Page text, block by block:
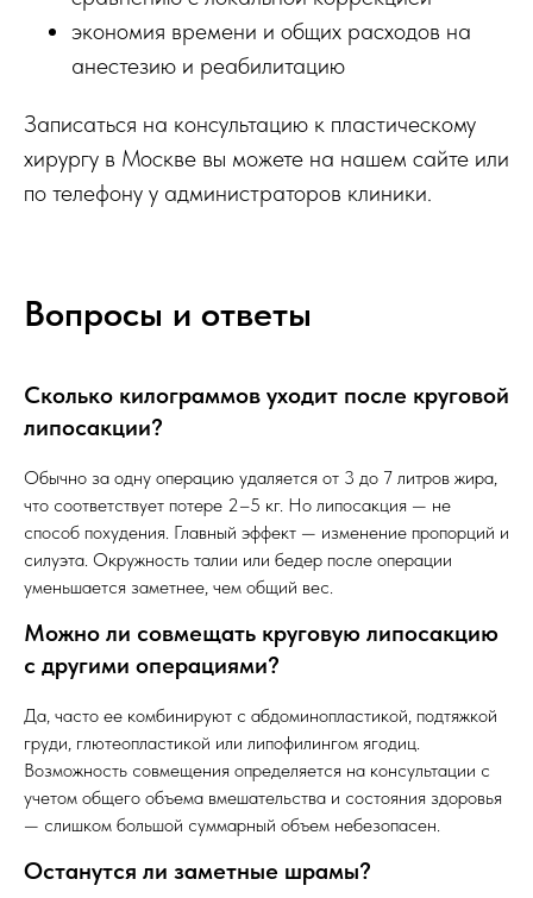
экономия времени и общих расходов на
анестезию и реабилитацию
Записаться на консультацию к пластическому
хирургу в Москве вы можете на нашем сайте или
по телефону у администраторов клиники.
Вопросы и ответы
Сколько килограммов уходит после круговой
липосакции?
Обычно за одну операцию удаляется от 3 до 7 литров жира,
что соответствует потере 2–5 кг. Но липосакция — не
способ похудения. Главный эффект — изменение пропорций и
силуэта. Окружность талии или бедер после операции
уменьшается заметнее, чем общий вес.
Можно ли совмещать круговую липосакцию
с другими операциями?
Да, часто ее комбинируют с абдоминопластикой, подтяжкой
груди, глютеопластикой или липофилингом ягодиц.
Возможность совмещения определяется на консультации с
учетом общего объема вмешательства и состояния здоровья
— слишком большой суммарный объем небезопасен.
Останутся ли заметные шрамы?